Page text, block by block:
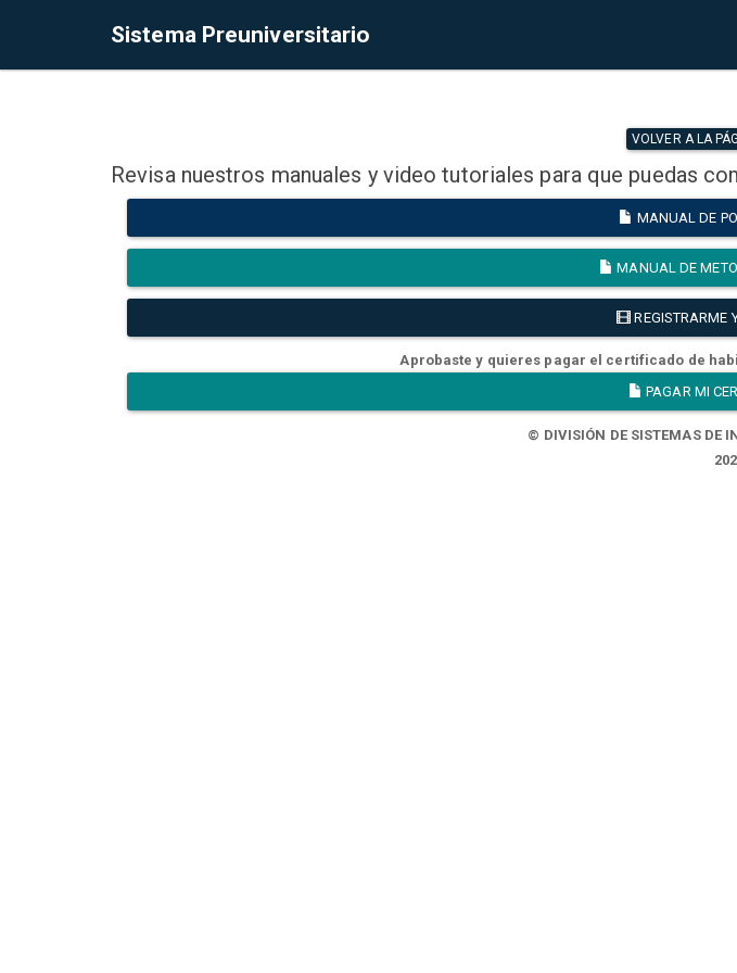
Sistema Preuniversitario
VOLVER A LA
Revisa nuestros manuales y video tutoriales para que puedas
MANUAL DE
MANUAL DE
REGISTRARME
Aprobaste y quieres pagar el certificado de
PAGAR MI
© DIVISIÓN DE SISTEMAS DE